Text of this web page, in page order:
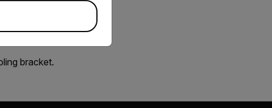
bracket.